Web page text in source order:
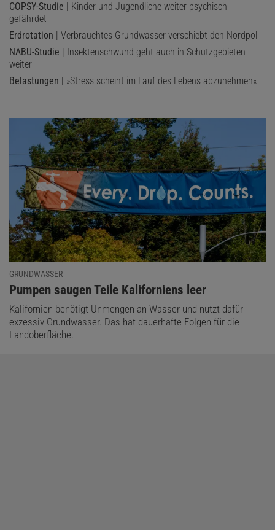
COPSY-Studie | Kinder und Jugendliche weiter psychisch
gefährdet
Erdrotation | Verbrauchtes Grundwasser verschiebt den Nordpol
NABU-Studie | Insektenschwund geht auch in Schutzgebieten
weiter
Belastungen | »Stress scheint im Lauf des Lebens abzunehmen«
GRUNDWASSER
:
Pumpen saugen Teile Kaliforniens leer
Kalifornien benötigt Unmengen an Wasser und nutzt dafür
exzessiv Grundwasser. Das hat dauerhafte Folgen für die
Landoberfläche.